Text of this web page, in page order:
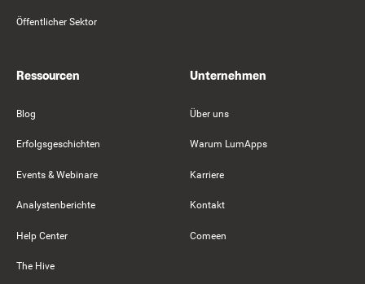
Öffentlicher Sektor
Ressourcen
Blog
Erfolgsgeschichten
Events & Webinare
Analystenberichte
Help Center
The Hive
Unternehmen
Über uns
Warum LumApps
Karriere
Kontakt
Comeen